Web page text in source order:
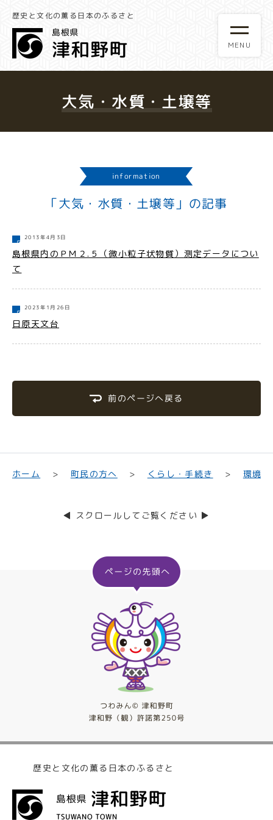
歴史と文化の薫る日本のふるさと
大気・水質・土壌等
information
「大気・水質・土壌等」の記事
2013年4月3日
島根県内のＰＭ２.５（微小粒子状物質）測定データについ
て
2023年1月26日
日原天文台
前のページへ戻る
ホーム 町民の方へ くらし・手続き 環境
◀ スクロールしてご覧ください ▶
歴史と文化の薫る日本のふるさと